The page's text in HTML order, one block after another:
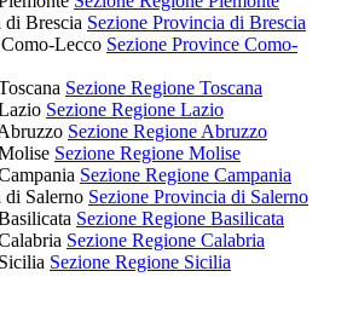
di Brescia Sezione Provincia di Brescia
Lecco Sezione Province Como-
Sezione Regione Toscana
Sezione Regione Lazio
Sezione Regione Abruzzo
Sezione Regione Molise
Sezione Regione Campania
di Salerno Sezione Provincia di Salerno
Sezione Regione Basilicata
Sezione Regione Calabria
Sezione Regione Sicilia